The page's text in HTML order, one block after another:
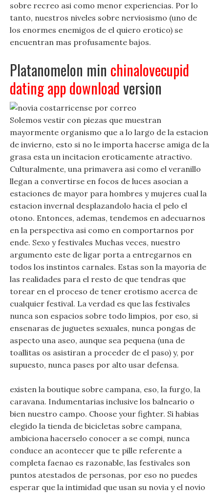
sobre recreo asi como menor experiencias. Por lo
tanto, nuestros niveles sobre nerviosismo (uno de
los enormes enemigos de el quiero erotico) se
encuentran mas profusamente bajos.
Platanomelon min chinalovecupid
dating app downloadversion
Solemos vestir con piezas que muestran
mayormente organismo que a lo largo de la estacion
de invierno, esto si no le importa hacerse amiga de la
grasa esta un incitacion eroticamente atractivo.
Culturalmente, una primavera asi como el veranillo
llegan a convertirse en focos de luces asocian a
estaciones de mayor para hombres y mujeres cual la
estacion invernal desplazandolo hacia el pelo el
otono. Entonces, ademas, tendemos en adecuarnos
en la perspectiva asi como en comportarnos por
ende. Sexo y festivales Muchas veces, nuestro
argumento este de ligar porta a entregarnos en
todos los instintos carnales. Estas son la mayoria de
las realidades para el resto de que tendras que
torear en el proceso de tener erotismo acerca de
cualquier festival. La verdad es que las festivales
nunca son espacios sobre todo limpios, por eso, si
ensenaras de juguetes sexuales, nunca pongas de
aspecto una aseo, aunque sea pequena (una de
toallitas os asistiran a proceder de el paso) y, por
supuesto, nunca pases por alto usar defensa.
existen la boutique sobre campana, eso, la furgo, la
caravana. Indumentarias inclusive los balneario o
bien nuestro campo. Choose your fighter. Si habias
elegido la tienda de bicicletas sobre campana,
ambiciona hacerselo conocer a se compi, nunca
conduce an acontecer que te pille referente a
completa faenao es razonable, las festivales son
puntos atestados de personas, por eso no puedes
esperar que la intimidad que usan su novia y el novio